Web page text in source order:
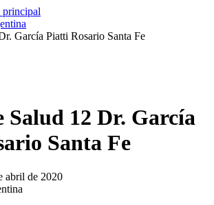
principal
García Piatti Rosario Santa Fe
Salud 12 Dr. García
Santa Fe
abril de 2020